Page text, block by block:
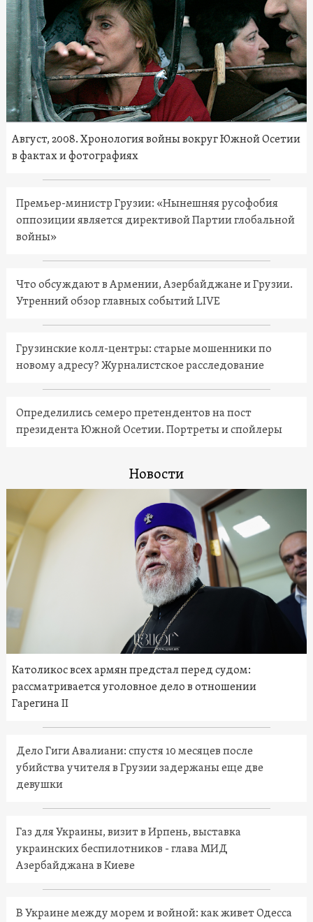
Август, 2008. Хронология войны вокруг Южной Осетии
в фактах и фотографиях
Премьер-министр Грузии: «Нынешняя русофобия
оппозиции является директивой Партии глобальной
войны»
Что обсуждают в Армении, Азербайджане и Грузии.
Утренний обзор главных событий LIVE
Грузинские колл-центры: старые мошенники по
новому адресу? Журналистское расследование
Определились семеро претендентов на пост
президента Южной Осетии. Портреты и спойлеры
Новости
Католикос всех армян предстал перед судом:
рассматривается уголовное дело в отношении
Гарегина II
Дело Гиги Авалиани: спустя 10 месяцев после
убийства учителя в Грузии задержаны еще две
девушки
Газ для Украины, визит в Ирпень, выставка
украинских беспилотников - глава МИД
Азербайджана в Киеве
В Украине между морем и войной: как живет Одесса